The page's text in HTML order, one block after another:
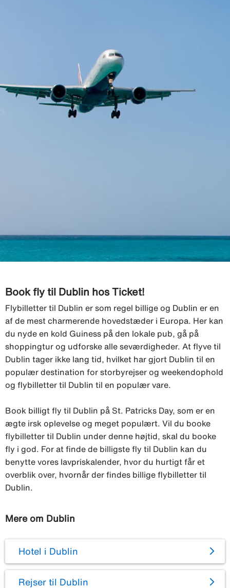
Book fly til Dublin hos Ticket!
Flybilletter til Dublin er som regel billige og Dublin er en
af de mest charmerende hovedstæder i Europa. Her kan
du nyde en kold Guiness på den lokale pub, gå på
shoppingtur og udforske alle seværdigheder. At flyve til
Dublin tager ikke lang tid, hvilket har gjort Dublin til en
populær destination for storbyrejser og weekendophold
og flybilletter til Dublin til en populær vare.
Book billigt fly til Dublin på St. Patricks Day, som er en
ægte irsk oplevelse og meget populært. Vil du booke
flybilletter til Dublin under denne højtid, skal du booke
fly i god. For at finde de billigste fly til Dublin kan du
benytte vores lavpriskalender, hvor du hurtigt får et
overblik over, hvornår der findes billige flybilletter til
Dublin.
Mere om Dublin
Hotel i Dublin
Rejser til Dublin